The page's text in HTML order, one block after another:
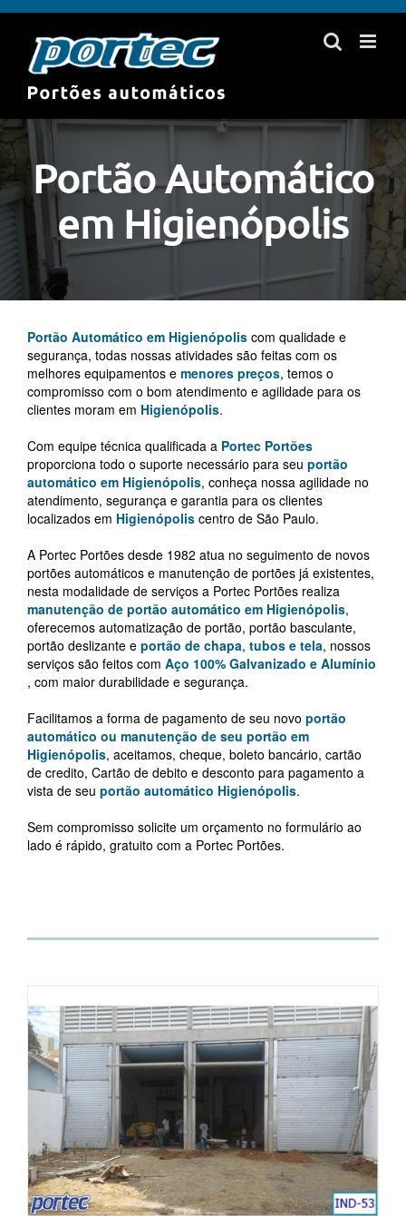
Skip
content
Portão Automático
em Higienópolis
Portão Automático em Higienópolis com qualidade e
segurança, todas nossas atividades são feitas com os
melhores equipamentos e menores preços, temos o
compromisso com o bom atendimento e agilidade para os
clientes moram em Higienópolis.
Com equipe técnica qualificada a Portec Portões
proporciona todo o suporte necessário para seu portão
automático em Higienópolis, conheça nossa agilidade no
atendimento, segurança e garantia para os clientes
localizados em Higienópolis centro de São Paulo.
A Portec Portões desde 1982 atua no seguimento de novos
portões automáticos e manutenção de portões já existentes,
nesta modalidade de serviços a Portec Portões realiza
manutenção de portão automático em Higienópolis,
oferecemos automatização de portão, portão basculante,
portão deslizante e portão de chapa, tubos e tela, nossos
serviços são feitos com Aço 100% Galvanizado e Alumínio
, com maior durabilidade e segurança.
Facilitamos a forma de pagamento de seu novo portão
automático ou manutenção de seu portão em
Higienópolis, aceitamos, cheque, boleto bancário, cartão
de credito, Cartão de debito e desconto para pagamento a
vista de seu portão automático Higienópolis.
Sem compromisso solicite um orçamento no formulário ao
lado é rápido, gratuito com a Portec Portões.